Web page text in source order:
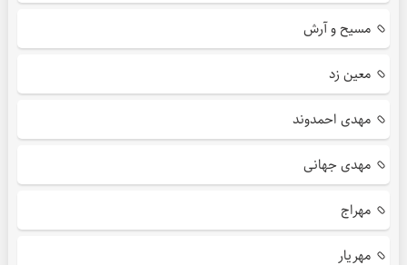
مسیح و آرش
معین زد
مهدی احمدوند
مهدی جهانی
مهراج
مهریار